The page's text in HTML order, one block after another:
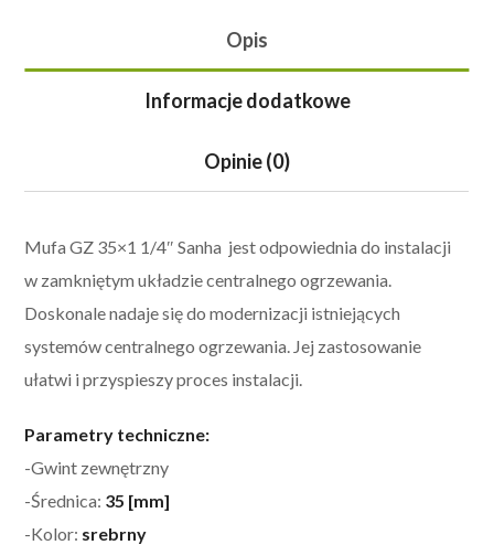
Opis
Informacje dodatkowe
Opinie (0)
Mufa GZ 35×1 1/4″ Sanha jest odpowiednia do instalacji
w zamkniętym układzie centralnego ogrzewania.
Doskonale nadaje się do modernizacji istniejących
systemów centralnego ogrzewania. Jej zastosowanie
ułatwi i przyspieszy proces instalacji.
Parametry techniczne:
-Gwint zewnętrzny
-Średnica: 35 [mm]
-Kolor: srebrny